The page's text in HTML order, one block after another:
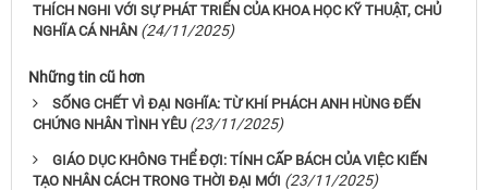
THÍCH NGHI VỚI SỰ PHÁT TRIỂN CỦA KHOA HỌC KỸ THUẬT, CHỦ
NGHĨA CÁ NHÂN (24/11/2025)
Những tin cũ hơn
SỐNG CHẾT VÌ ĐẠI NGHĨA: TỪ KHÍ PHÁCH ANH HÙNG ĐẾN
CHỨNG NHÂN TÌNH YÊU (23/11/2025)
GIÁO DỤC KHÔNG THỂ ĐỢI: TÍNH CẤP BÁCH CỦA VIỆC KIẾN
TẠO NHÂN CÁCH TRONG THỜI ĐẠI MỚI (23/11/2025)